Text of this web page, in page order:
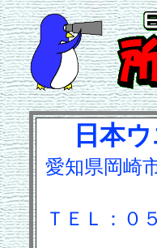
日本
愛知県岡崎
ＴＥＬ：０